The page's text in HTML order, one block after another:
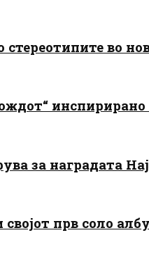
во
за наградата
прв соло